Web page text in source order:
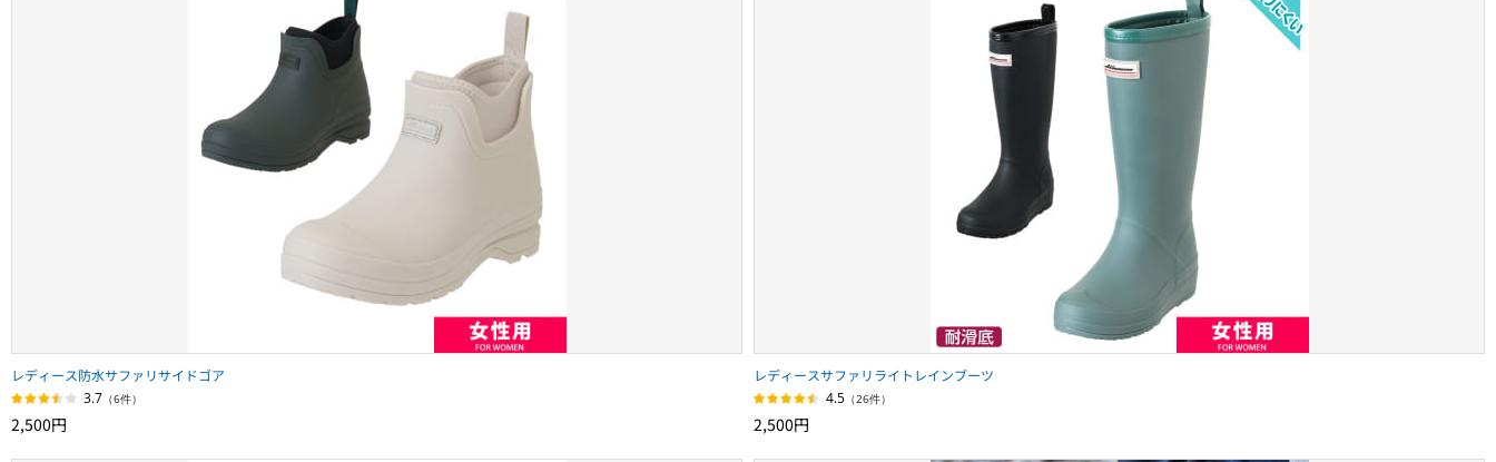
レディース防水サファリサイドゴア
3.7 （6件）
2,500円
レディースサファリライトレインブーツ
4.5 （26件）
2,500円